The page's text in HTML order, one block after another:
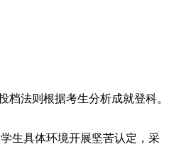
法则根据考生分析成就登科。
生具体环境开展坚苦认定，采